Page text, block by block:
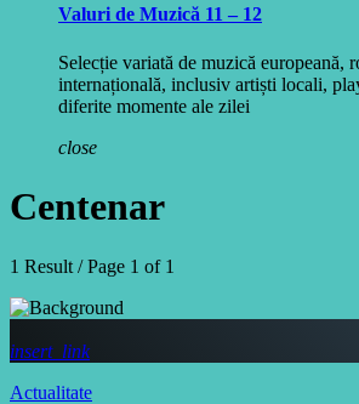
Valuri de Muzică 11 – 12
Selecție variată de muzică europeană,
internațională, inclusiv artiști locali,
diferite momente ale zilei
close
Centenar
1 Result / Page 1 of 1
insert_link
Actualitate